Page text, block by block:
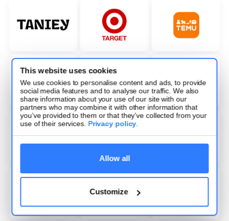
This website uses cookies
We use cookies to personalise content and ads, to provide
social media features and to analyse our traffic. We also
share information about your use of our site with our
partners who may combine it with other information that
you’ve provided to them or that they’ve collected from your
use of their services. Privacy policy.
Allow all
Customize